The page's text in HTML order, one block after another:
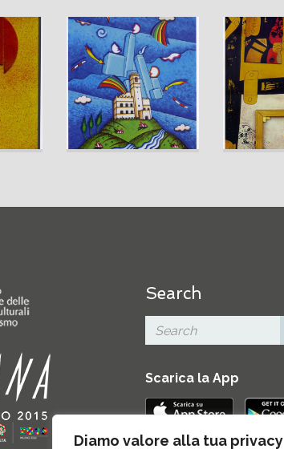
Diamo valore alla tua privacy
Search
Scarica la App